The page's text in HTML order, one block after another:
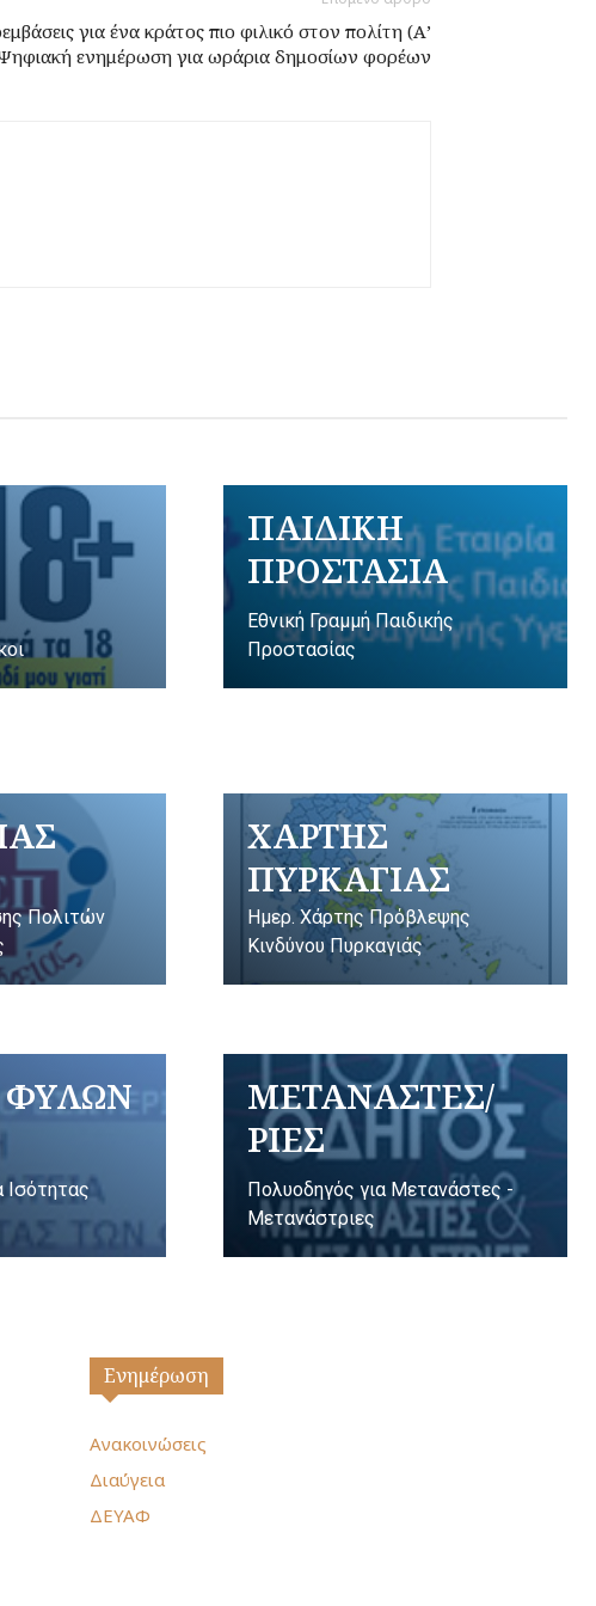
για ένα κράτος πιο φιλικό στον πολίτη (Α’
ενημέρωση για ωράρια δημοσίων φορέων
ΠΑΙΔΙΚΗ
ΠΡΟΣΤΑΣΙΑ
Εθνική Γραμμή Παιδικής
Προστασίας
Πολιτών
ΧΑΡΤΗΣ
ΠΥΡΚΑΓΙΑΣ
Ημερ. Χάρτης Πρόβλεψης
Κινδύνου Πυρκαγιάς
ΦΥΛΩΝ
Ισότητας
ΜΕΤΑΝΑΣΤΕΣ/
ΡΙΕΣ
Πολυοδηγός για Μετανάστες -
Μετανάστριες
Ενημέρωση
Ανακοινώσεις
Διαύγεια
ΔΕΥΑΦ